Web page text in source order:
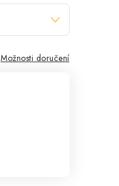
Možnosti doručení